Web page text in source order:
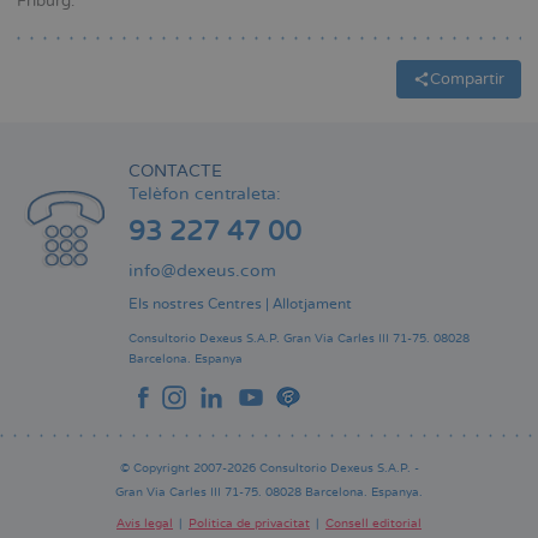
Compartir
CONTACTE
Telèfon centraleta:
93 227 47 00
info@dexeus.com
Els nostres Centres | Allotjament
Consultorio Dexeus S.A.P. Gran Via Carles III 71-75. 08028
Barcelona. Espanya
© Copyright 2007-2026 Consultorio Dexeus S.A.P. -
Gran Via Carles III 71-75. 08028 Barcelona. Espanya.
Avís legal Política de privacitat Consell editorial